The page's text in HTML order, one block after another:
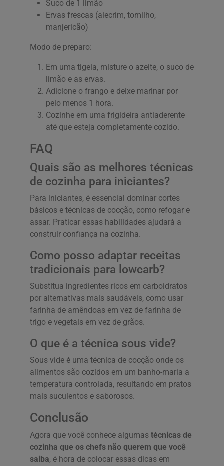
Suco de 1 limão
Ervas frescas (alecrim, tomilho,
manjericão)
Modo de preparo:
Em uma tigela, misture o azeite, o suco de
limão e as ervas.
Adicione o frango e deixe marinar por
pelo menos 1 hora.
Cozinhe em uma frigideira antiaderente
até que esteja completamente cozido.
FAQ
Quais são as melhores técnicas
de cozinha para iniciantes?
Para iniciantes, é essencial dominar cortes
básicos e técnicas de cocção, como refogar e
assar. Praticar essas habilidades ajudará a
construir confiança na cozinha.
Como posso adaptar receitas
tradicionais para lowcarb?
Substitua ingredientes ricos em carboidratos
por alternativas mais saudáveis, como usar
farinha de amêndoas em vez de farinha de
trigo e vegetais em vez de grãos.
O que é a técnica sous vide?
Sous vide é uma técnica de cocção onde os
alimentos são cozidos em um banho-maria a
temperatura controlada, resultando em pratos
mais suculentos e saborosos.
Conclusão
Agora que você conhece algumas técnicas de
cozinha que os chefs não querem que você
saiba, é hora de colocar essas dicas em